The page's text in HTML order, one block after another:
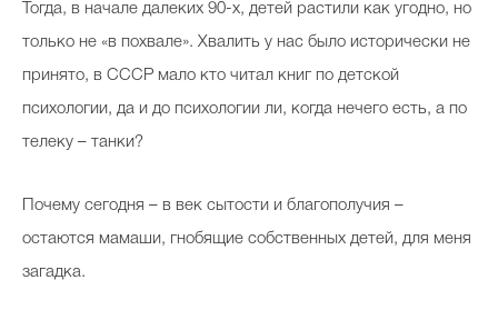
Тогда, в начале далеких 90-х, детей растили как угодно, но
только не «в похвале». Хвалить у нас было исторически не
принято, в СССР мало кто читал книг по детской
психологии, да и до психологии ли, когда нечего есть, а по
телеку – танки?
Почему сегодня – в век сытости и благополучия –
остаются мамаши, гнобящие собственных детей, для меня
загадка.